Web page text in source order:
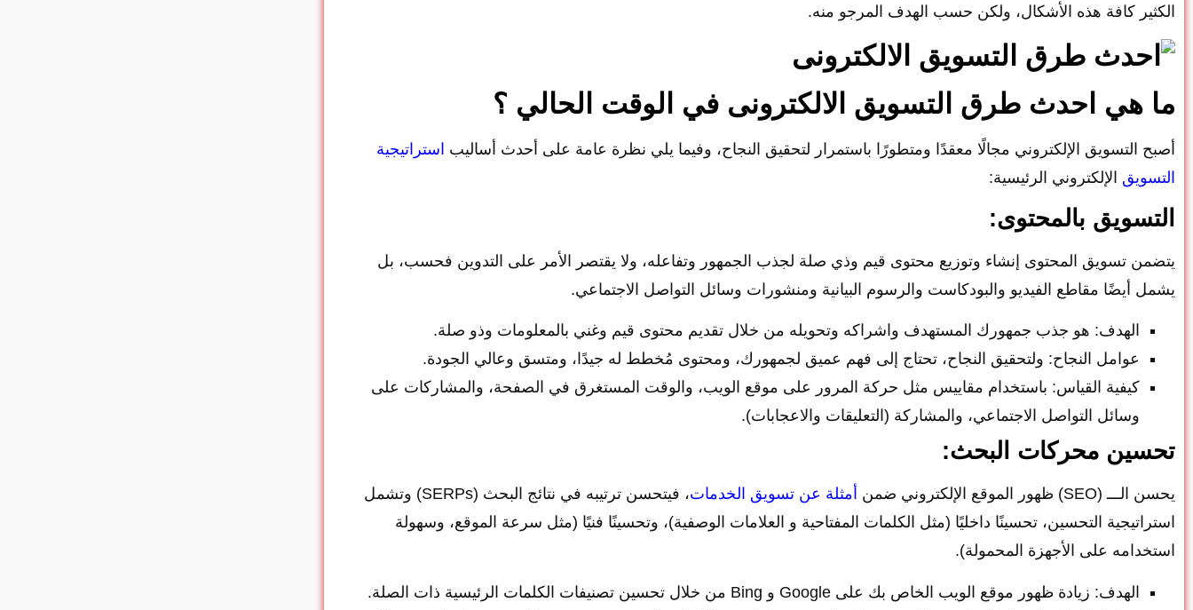
الكثير كافة هذه الأشكال، ولكن حسب الهدف المرجو منه.
ما هي احدث طرق التسويق الالكترونى في الوقت الحالي ؟
أصبح التسويق الإلكتروني مجالًا معقدًا ومتطورًا باستمرار لتحقيق النجاح، وفيما يلي نظرة عامة على أحدث أساليب استراتيجية
التسويق الإلكتروني الرئيسية:
التسويق بالمحتوى:
يتضمن تسويق المحتوى إنشاء وتوزيع محتوى قيم وذي صلة لجذب الجمهور وتفاعله، ولا يقتصر الأمر على التدوين فحسب، بل
يشمل أيضًا مقاطع الفيديو والبودكاست والرسوم البيانية ومنشورات وسائل التواصل الاجتماعي.
الهدف: هو جذب جمهورك المستهدف واشراكه وتحويله من خلال تقديم محتوى قيم وغني بالمعلومات وذو صلة.
عوامل النجاح: ولتحقيق النجاح، تحتاج إلى فهم عميق لجمهورك، ومحتوى مُخطط له جيدًا، ومتسق وعالي الجودة.
كيفية القياس: باستخدام مقاييس مثل حركة المرور على موقع الويب، والوقت المستغرق في الصفحة، والمشاركات على
وسائل التواصل الاجتماعي، والمشاركة (التعليقات والاعجابات).
تحسين محركات البحث:
يحسن الـــ (SEO) ظهور الموقع الإلكتروني ضمن أمثلة عن تسويق الخدمات
، فيتحسن ترتيبه في نتائج البحث (SERPs) وتشمل
استراتيجية التحسين، تحسينًا داخليًا (مثل الكلمات المفتاحية و العلامات الوصفية)، وتحسينًا فنيًا (مثل سرعة الموقع، وسهولة
استخدامه على الأجهزة المحمولة).
الهدف: زيادة ظهور موقع الويب الخاص بك على Google و Bing من خلال تحسين تصنيفات الكلمات الرئيسية ذات الصلة.